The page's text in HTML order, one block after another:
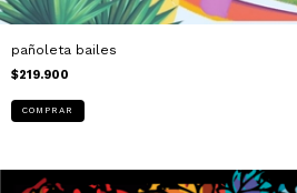
pañoleta bailes
$219.900